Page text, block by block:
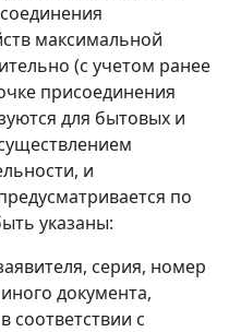
максимальной
(с учетом ранее
присоединения
для бытовых и
и
по
указаны:
серия, номер
документа,
соответствии с